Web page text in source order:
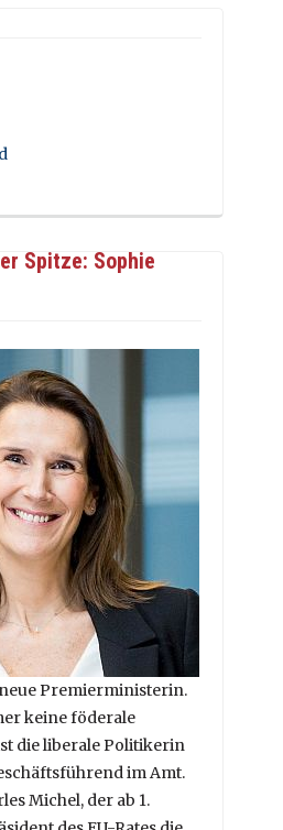
Spitze: Sophie
Premierministerin.
keine föderale
die liberale Politikerin
im Amt.
Michel, der ab 1.